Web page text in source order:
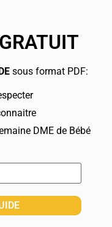
sous format PDF:
DME de Bébé